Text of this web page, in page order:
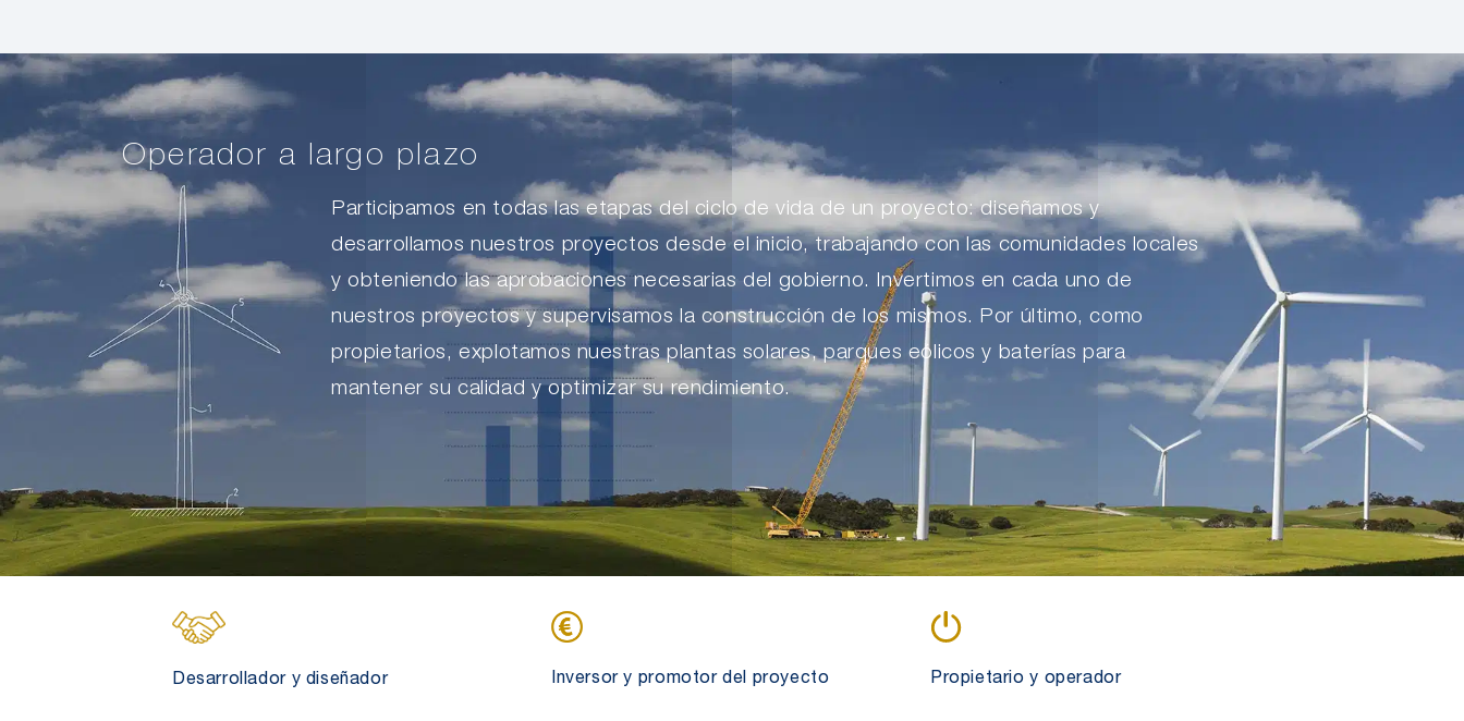
Operador a largo plazo
Participamos en todas las etapas del ciclo de vida de un proyecto: diseñamos y
desarrollamos nuestros proyectos desde el inicio, trabajando con las comunidades locales
y obteniendo las aprobaciones necesarias del gobierno. Invertimos en cada uno de
nuestros proyectos y supervisamos la construcción de los mismos. Por último, como
propietarios, explotamos nuestras plantas solares, parques eólicos y baterías para
mantener su calidad y optimizar su rendimiento.
Desarrollador y diseñador Inversor y promotor del proyecto Propietario y operador